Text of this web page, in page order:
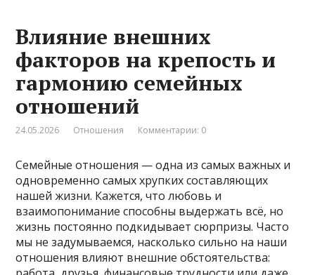
Влияние внешних
факторов на крепость и
гармонию семейных
отношений
24.05.2026 Отношения Комментарии: 0
Семейные отношения — одна из самых важных и
одновременно самых хрупких составляющих
нашей жизни. Кажется, что любовь и
взаимопонимание способны выдержать всё, но
жизнь постоянно подкидывает сюрпризы. Часто
мы не задумываемся, насколько сильно на наши
отношения влияют внешние обстоятельства: